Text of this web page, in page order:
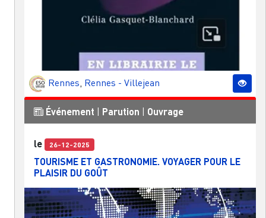
Rennes, Rennes - Villejean
Événement Parution Ouvrage
le 26-12-2025
TOURISME ET GASTRONOMIE. VOYAGER POUR LE
PLAISIR DU GOÛT